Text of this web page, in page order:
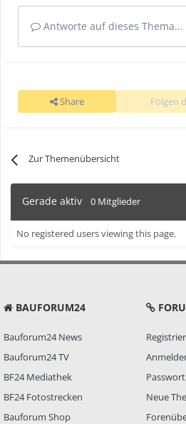
Antworte auf dieses Thema...
Share Folgen
Zur Themenübersicht
Gerade aktiv 0 Mitglieder
No registered users viewing this page.
BAUFORUM24
Bauforum24 News
Bauforum24 TV
BF24 Mediathek
BF24 Fotostrecken
Bauforum Shop
Neue